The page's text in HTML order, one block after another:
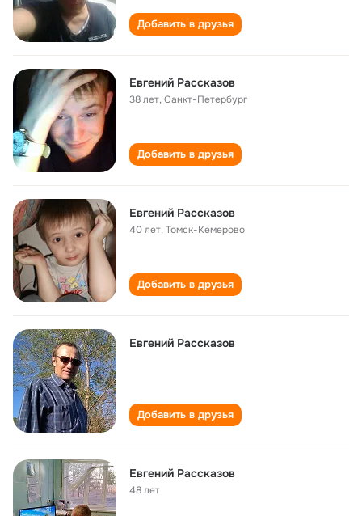
Добавить в друзья
Евгений Рассказов
38 лет,Санкт-Петербург
Добавить в друзья
Евгений Рассказов
40 лет,Томск-Кемерово
Добавить в друзья
Евгений Рассказов
Добавить в друзья
Евгений Рассказов
48 лет